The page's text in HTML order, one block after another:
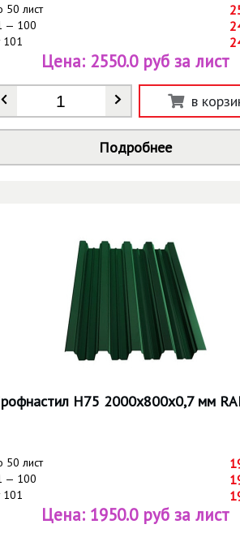
50 лист
— 100
101
Количество *
Цена: 2550.0 руб за лист
в
Подробнее
Н75 2000х800х0,7 мм
50 лист
— 100
101
Цена: 1950.0 руб за лист